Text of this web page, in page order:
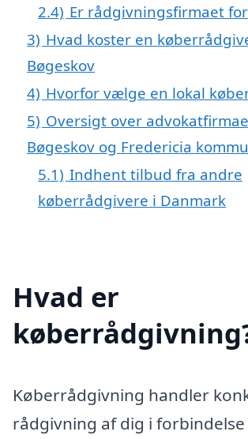
2.4) Er rådgivningsfirmaet
3) Hvad koster en
Bøgeskov
4) Hvorfor vælge en lokal
5) Oversigt over
Bøgeskov og Fredericia
5.1) Indhent tilbud fra andre
køberrådgivere i Danmark
Hvad er
Køberrådgivning handler
rådgivning af dig i